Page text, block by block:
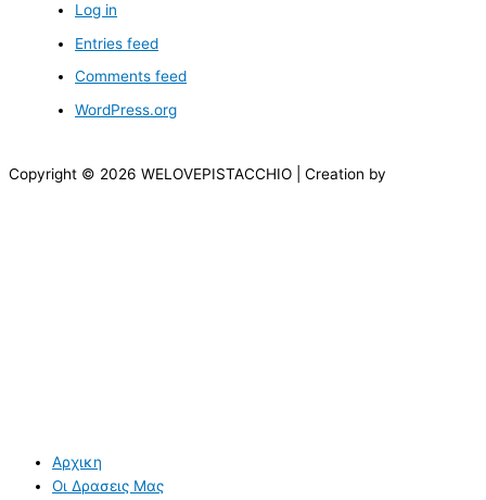
Log in
Entries feed
Comments feed
WordPress.org
Copyright © 2026 WELOVEPISTACCHIO | Creation by
Αρχικη
Οι Δρασεις Μας